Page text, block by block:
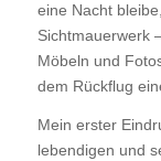
eine Nacht
Sichtmauerwerk
Möbeln und
dem Rückflug
Mein erster
lebendigen und